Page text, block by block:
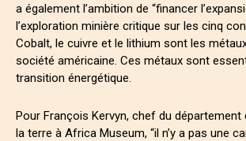
a également l’ambition de “financer
l’exploration minière critique sur les cinq
Cobalt, le cuivre et le lithium sont les
société américaine. Ces métaux sont
transition énergétique.
Pour François Kervyn, chef du département
la terre à Africa Museum, “il n’y a pas une